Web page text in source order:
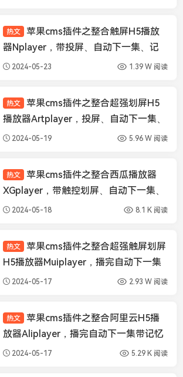
苹果CMS插件
热文
苹果cms插件之整合触屏H5播放
器Nplayer，带投屏、自动下一集、记
忆播放、弹幕等功能
2024-05-23 1.39 W 阅读
苹果CMS插件
热文
苹果cms插件之整合超强划屏H5
播放器Artplayer，投屏、自动下一集、
记忆播放、弹幕、画中画
2024-05-19 5.96 W 阅读
苹果CMS插件
热文
苹果cms插件之整合西瓜播放器
XGplayer，带触控划屏、自动下一集、
记忆播放、倍速、画中画等功能
2024-05-18 8.1 K 阅读
苹果CMS插件
热文
苹果cms插件之整合超强触屏划屏
H5播放器Muiplayer，播完自动下一集
带记忆播放功能
2024-05-17 2.93 W 阅读
苹果CMS插件
热文
苹果cms插件之整合阿里云H5播
放器Aliplayer，播完自动下一集带记忆
播放功能
2024-05-17 5.29 K 阅读